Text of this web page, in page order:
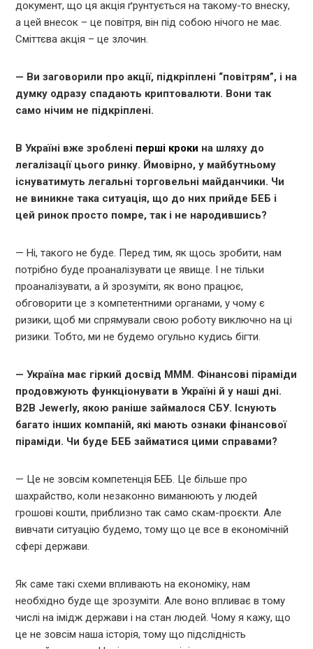
документ, що ця акція ґрунтується на такому-то внеску,
а цей внесок – це повітря, він під собою нічого не має.
Сміттєва акція – це злочин.
— Ви заговорили про акції, підкріплені “повітрям”, і на
думку одразу спадають криптовалюти. Вони так
само нічим не підкріплені.
В Україні вже зроблені перші кроки на шляху до
легалізації цього ринку. Ймовірно, у майбутньому
існуватимуть легальні торговельні майданчики. Чи
не виникне така ситуація, що до них прийде БЕБ і
цей ринок просто помре, так і не народившись?
— Ні, такого не буде. Перед тим, як щось зробити, нам
потрібно буде проаналізувати це явище. І не тільки
проаналізувати, а й зрозуміти, як воно працює,
обговорити це з компетентними органами, у чому є
ризики, щоб ми спрямували свою роботу виключно на ці
ризики. Тобто, ми не будемо огульно кудись бігти.
— Україна має гіркий досвід МММ. Фінансові піраміди
продовжують функціонувати в Україні й у наші дні.
B2B Jewerly, якою раніше займалося СБУ. Існують
багато інших компаній, які мають ознаки фінансової
піраміди. Чи буде БЕБ займатися цими справами?
— Це не зовсім компетенція БЕБ. Це більше про
шахрайство, коли незаконно виманюють у людей
грошові кошти, приблизно так само скам-проєкти. Але
вивчати ситуацію будемо, тому що це все в економічній
сфері держави.
Як саме такі схеми впливають на економіку, нам
необхідно буде ще зрозуміти. Але воно впливає в тому
числі на імідж держави і на стан людей. Чому я кажу, що
це не зовсім наша історія, тому що підслідність